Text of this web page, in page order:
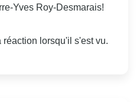
Yves Roy-Desmarais!
réaction lorsqu'il s'est vu.